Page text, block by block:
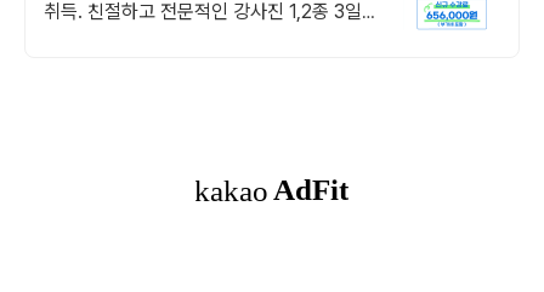
취득. 친절하고 전문적인 강사진 1,2종 3일완